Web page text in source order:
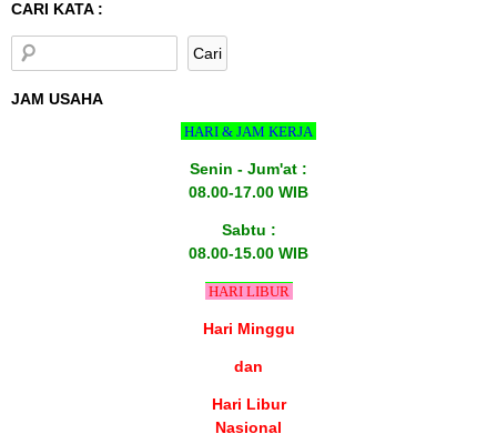
CARI KATA :
JAM USAHA
HARI & JAM KERJA
Senin - Jum'at :
08.00-17.00 WIB
Sabtu :
08.00-15.00 WIB
HARI LIBUR
Hari Minggu
dan
Hari Libur
Nasional